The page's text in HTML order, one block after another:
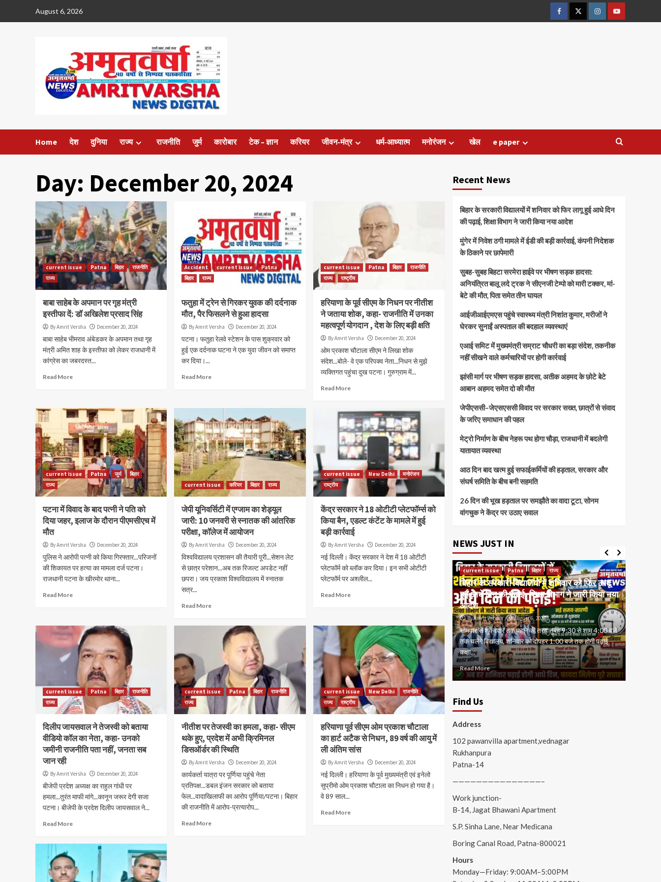
August 6, 2026
FacebookTwitterInstagramYoutube
Home देश दुनिया राज्य राजनीति जुर्म कारोबार टेक – ज्ञान करियर जीवन-मंत्र धर्म-आध्यात्म मनोरंजन खेल e paper
Day: December 20, 2024
current issue Patna बिहार
राजनीति
राज्य
बाबा साहेब के अपमान पर गृह मंत्री
इस्तीफा दें: डॉ अखिलेश प्रसाद सिंह
By Amrit Versha December 20, 2024
बाबा साहेब भीमराव अंबेडकर के अपमान तथा गृह
मंत्री अमित शाह के इस्तीफा को लेकर राजधानी में
कांग्रेस का जबरदस्त...
Read More
Accident current issue
Patna
बिहार
राज्य
फतुहा में ट्रेन से गिरकर युवक की दर्दनाक
मौत, पैर फिसलने से हुआ हादसा
By Amrit Versha December 20, 2024
पटना। फतुहा रेलवे स्टेशन के पास शुक्रवार को
हुई एक दर्दनाक घटना ने एक युवा जीवन को समाप्त
कर दिया।...
Read More
current issue Patna बिहार
राजनीति
राज्य
राष्ट्रीय
हरियाणा के पूर्व सीएम के निधन पर नीतीश
ने जताया शोक, कहा- राजनीति में उनका
महत्वपूर्ण योगदान , देश के लिए बड़ी क्षति
By Amrit Versha December 20, 2024
ओम प्रकाश चौटाला सीएम ने लिखा शोक
संदेश...बोले- वे एक परिपक्व नेता...निधन से मुझे
व्यक्तिगत पहुंचा दुख पटना। गुरुग्राम में...
Read More
current issue Patna जुर्म
बिहार
राज्य
पटना में विवाद के बाद पत्नी ने पति को
दिया जहर, इलाज के दौरान पीएमसीएच में
मौत
By Amrit Versha December 20, 2024
पुलिस ने आरोपी पत्नी को किया गिरफ्तार...परिजनों
की शिकायत पर हत्या का मामला दर्ज पटना।
राजधानी पटना के खीरमोर थाना...
Read More
current issue करियर बिहार राज्य
जेपी यूनिवर्सिटी में एग्जाम का शेड्यूल
जारी: 10 जनवरी से स्नातक की आंतरिक
परीक्षा, कॉलेज में आयोजन
By Amrit Versha December 20, 2024
विश्वविद्यालय प्रशासन की तैयारी पूरी...सेशन लेट
से छात्र परेशान...अब तक रिजल्ट अपडेट नहीं
छपरा। जय प्रकाश विश्वविद्यालय में स्नातक
सत्र...
Read More
current issue New Delhi
मनोरंजन
राष्ट्रीय
केंद्र सरकार ने 18 ओटीटी प्लेटफॉर्म्स को
किया बैन, एडल्ट कंटेंट के मामले में हुई
बड़ी कार्रवाई
By Amrit Versha December 20, 2024
नई दिल्ली। केंद्र सरकार ने देश में 18 ओटीटी
प्लेटफॉर्म को ब्लॉक कर दिया। इन सभी ओटीटी
प्लेटफॉर्म पर अश्लील...
Read More
current issue Patna बिहार
राजनीति
राज्य
दिलीप जायसवाल ने तेजस्वी को बताया
वीडियो कॉल का नेता, कहा- उनको
जमीनी राजनीति पता नहीं, जनता सब
जान रही
By Amrit Versha December 20, 2024
बीजेपी प्रदेश अध्यक्ष का राहुल गांधी पर
हमला...तुरंत माफी मांगे...कानून जरूर देगी सजा
पटना। बीजेपी के प्रदेश दिलीप जायसवाल ने...
Read More
current issue Patna बिहार
राजनीति
राज्य
नीतीश पर तेजस्वी का हमला, कहा- सीएम
थके हुए, प्रदेश में अभी क्रिमिनल
डिसऑर्डर की स्थिति
By Amrit Versha December 20, 2024
कार्यकर्ता यात्रा पर पूर्णिया पहुंचे नेता
प्रतिपक्ष...डबल इंजन सरकार को बताया
फेल...वादाखिलाफी का आरोप पूर्णिया/पटना। बिहार
की राजनीति में आरोप-प्रत्यारोप...
Read More
current issue New Delhi
राजनीति
राज्य
राष्ट्रीय
हरियाणा पूर्व सीएम ओम प्रकाश चौटाला
का हार्ट अटैक से निधन, 89 वर्ष की आयु में
ली अंतिम सांस
By Amrit Versha December 20, 2024
नई दिल्ली। हरियाणा के पूर्व मुख्यमंत्री एवं इनेलो
सुप्रीमो ओम प्रकाश चौटाला का निधन हो गया है।
वे 89 साल...
Read More
Recent News
बिहार के सरकारी विद्यालयों में शनिवार को फिर लागू हुई आधे दिन
की पढ़ाई, शिक्षा विभाग ने जारी किया नया आदेश
मुंगेर में निवेश ठगी मामले में ईडी की बड़ी कार्रवाई, कंपनी निदेशक
के ठिकाने पर छापेमारी
सुबह-सुबह बिहटा सरमेरा हाईवे पर भीषण सड़क हादसा:
अनियंत्रित बालू लदे ट्रक ने सीएनजी टेम्पो को मारी टक्कर, मां-
बेटे की मौत, पिता समेत तीन घायल
आईजीआईएमएस पहुंचे स्वास्थ्य मंत्री निशांत कुमार, मरीजों ने
घेरकर सुनाईं अस्पताल की बदहाल व्यवस्थाएं
एआई समिट में मुख्यमंत्री सम्राट चौधरी का बड़ा संदेश, तकनीक
नहीं सीखने वाले कर्मचारियों पर होगी कार्रवाई
झांसी मार्ग पर भीषण सड़क हादसा, अतीक अहमद के छोटे बेटे
आबान अहमद समेत दो की मौत
जेपीएससी–जेएसएससी विवाद पर सरकार सख्त, छात्रों से संवाद
के जरिए समाधान की पहल
मेट्रो निर्माण के बीच नेहरू पथ होगा चौड़ा, राजधानी में बदलेगी
यातायात व्यवस्था
आठ दिन बाद खत्म हुई सफाईकर्मियों की हड़ताल, सरकार और
संघर्ष समिति के बीच बनी सहमति
26 दिन की भूख हड़ताल पर समझौते का वादा टूटा, सोनम
वांगचुक ने केंद्र पर उठाए सवाल
NEWS JUST IN
current issue बिहार राजनीति राज्य
एआई समिट में मुख्यमंत्री सम्राट चौधरी का बड़ा
संदेश, तकनीक नहीं सीखने वाले कर्मचारियों पर होगी
विधानसभा कर्मचारियों के नियमित प्रशिक्षण पर दिया जोर, कहा–
आधुनिक तकनीक में दक्ष होना अब समय की आवश्यकता डिजिटल
संचार, सामाजिक माध्यम और कृत्रिम बुद्धिमत्ता...
Read More
current issue Patna बिहार राज्य
बिहार के सरकारी विद्यालयों में शनिवार को फिर लागू
हुई आधे दिन की पढ़ाई, शिक्षा विभाग ने जारी किया नया
सोमवार से शुक्रवार तक पहले की तरह सुबह 9:30 से शाम 4:00 बजे
तक चलेंगे विद्यालय, शनिवार को दोपहर 1:00 बजे तक होगी पढ़ाई
Read More
current issue जुर्म बिहार राज्य
मुंगेर में निवेश ठगी मामले में ईडी की बड़ी कार्रवाई,
कंपनी निदेशक के ठिकाने पर छापेमारी
By Amrit Versha August 6, 2026
करोड़ों रुपये के कथित निवेश घोटाले में वित्तीय दस्तावेज, बैंक अभिलेख
और डिजिटल उपकरणों की गहन जांच निवेशकों से धन जुटाने और धन
के उपयोग...
Read More
Find Us
Address
102 pawanvilla apartment,vednagar
Rukhanpura
Patna-14
———————————————–
Work junction-
B-14, Jagat Bhawani Apartment
S.P. Sinha Lane, Near Medicana
Boring Canal Road, Patna-800021
Hours
Monday—Friday: 9:00AM–5:00PM